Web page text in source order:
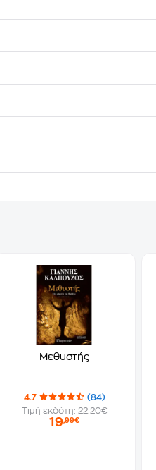
Μεθυστής
4.7
(84)
Τιμή εκδότη: 22.20€
19,99€